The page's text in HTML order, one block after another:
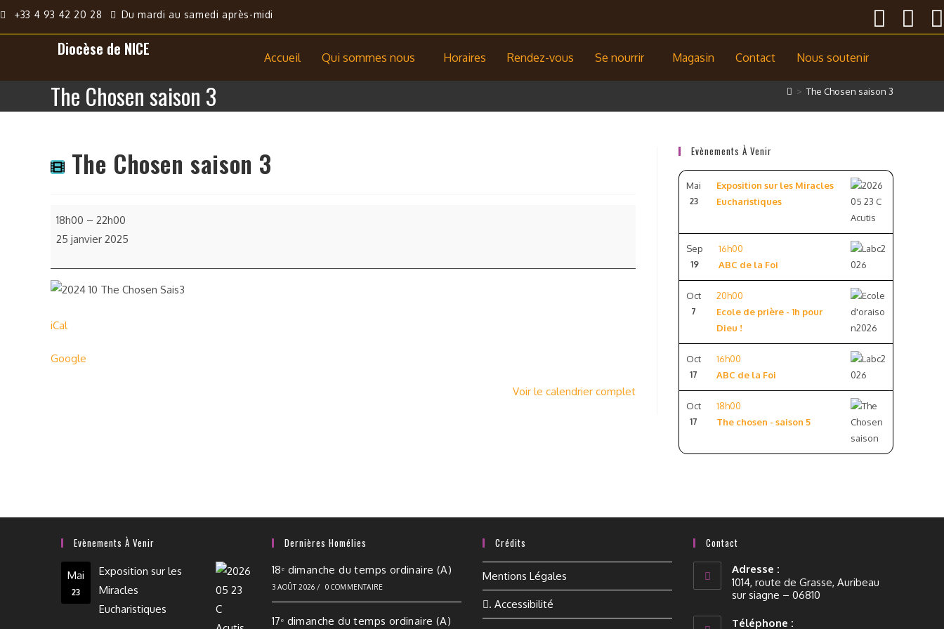
+33 4 93 42 20 28 Du mardi au samedi après-midi
Diocèse de NICE Accueil Qui sommes nous Horaires Rendez-vous Se nourrir Magasin Contact Nous soutenir
The Chosen saison 3 > The Chosen saison 3
The Chosen saison 3
18h00 – 22h00
25 janvier 2025
iCal
Google
Voir le calendrier complet
Evènements À Venir
Mai
23
Exposition sur les Miracles
Eucharistiques
Sep
19
16h00
ABC de la Foi
Oct
7
20h00
Ecole de prière - 1h pour
Dieu !
Oct
17
16h00
ABC de la Foi
Oct
17
18h00
The chosen - saison 5
Evènements À Venir
Mai
23
Exposition sur les
Miracles
Eucharistiques
Dernières Homélies
18ᵉ dimanche du temps ordinaire (A)
3 AOÛT 2026 / 0 COMMENTAIRE
17ᵉ dimanche du temps ordinaire (A)
Crédits
Mentions Légales
. Accessibilité
Contact
Adresse :
1014, route de Grasse, Auribeau
sur siagne – 06810
Téléphone :